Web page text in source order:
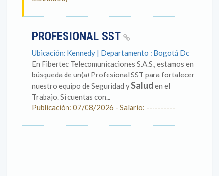
PROFESIONAL SST
Ubicación: Kennedy | Departamento : Bogotá Dc
En Fibertec Telecomunicaciones S.A.S., estamos en
búsqueda de un(a) Profesional SST para fortalecer
nuestro equipo de Seguridad ySalud en el
Trabajo. Si cuentas con...
Publicación: 07/08/2026 - Salario: ----------